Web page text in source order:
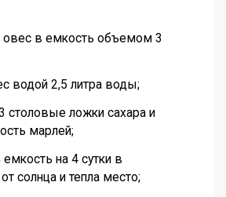
в емкость объемом 3
водой 2,5 литра воды;
столовые ложки сахара и
марлей;
на 4 сутки в
солнца и тепла место;